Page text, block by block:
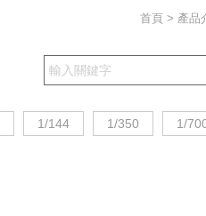
首頁 > 產品
1/144 1/350 1/